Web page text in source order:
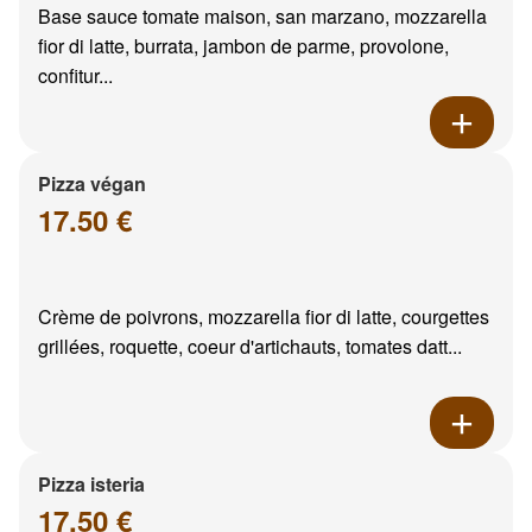
Base sauce tomate maison, san marzano, mozzarella
fior di latte, burrata, jambon de parme, provolone,
confitur...
Pizza végan
17.50 €
Crème de poivrons, mozzarella fior di latte, courgettes
grillées, roquette, coeur d'artichauts, tomates datt...
Pizza isteria
17.50 €